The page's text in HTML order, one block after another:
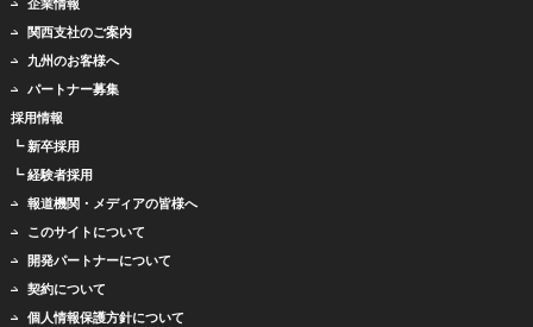
企業情報
関西支社のご案内
九州のお客様へ
パートナー募集
採用情報
┗ 新卒採用
┗ 経験者採用
報道機関・メディアの皆様へ
このサイトについて
開発パートナーについて
契約について
個人情報保護方針について